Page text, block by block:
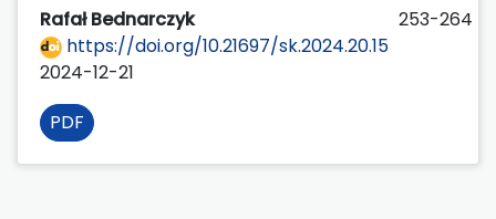
Rafał Bednarczyk
253-264
https://doi.org/10.21697/sk.2024.20.15
2024-12-21
PDF